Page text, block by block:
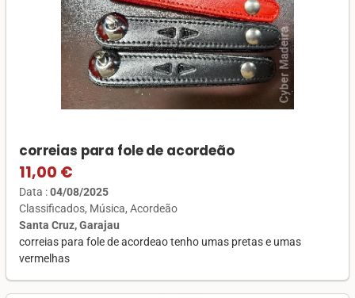
correias para fole de acordeão
11,00 €
Data :04/08/2025
Classificados Música Acordeão
Santa Cruz, Garajau
correias para fole de acordeao tenho umas pretas e umas
vermelhas